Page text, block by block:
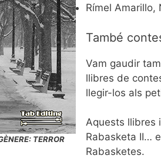
TERROR
Rímel Amarillo,
També
Vam gaudir
llibres de
llegir-los als
Aquests llibres
Rabasketa II…
Rabasketes.